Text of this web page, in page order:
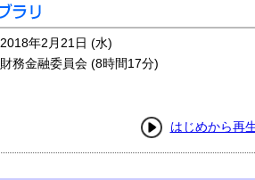
2018年2月21日 (水)
財務金融委員会 (8時間17分)
はじめから再